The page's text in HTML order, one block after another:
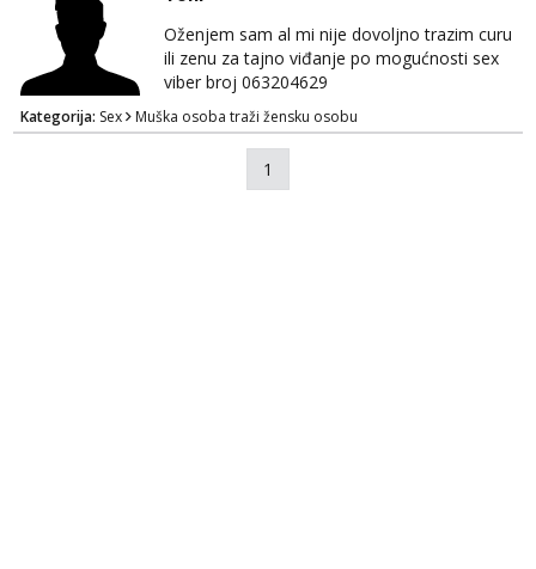
Oženjem sam al mi nije dovoljno trazim curu
ili zenu za tajno viđanje po mogućnosti sex
viber broj 063204629
Kategorija: Sex Muška osoba traži žensku osobu
1